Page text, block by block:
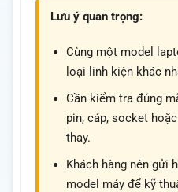
Lưu ý quan trọng:
Cùng một model
loại linh kiện khác
Cần kiểm tra đúng
pin, cáp, socket
thay.
Khách hàng nên gửi
model máy để kỹ